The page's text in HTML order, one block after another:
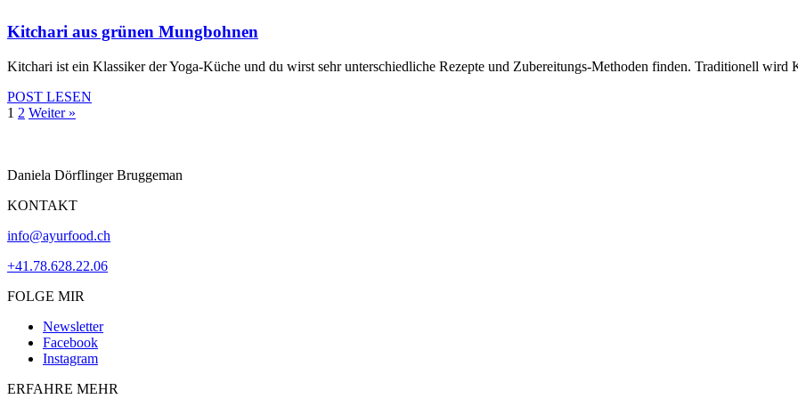
Kitchari aus grünen Mungbohnen
Kitchari ist ein Klassiker der Yoga-Küche und du wirst sehr unterschiedliche Rezepte und Zubereitungs-Methoden finden. Traditionell wird
POST LESEN
1 2 Weiter »
Daniela Dörflinger Bruggeman
KONTAKT
info@ayurfood.ch
+41.78.628.22.06
FOLGE MIR
Newsletter
Facebook
Instagram
ERFAHRE MEHR